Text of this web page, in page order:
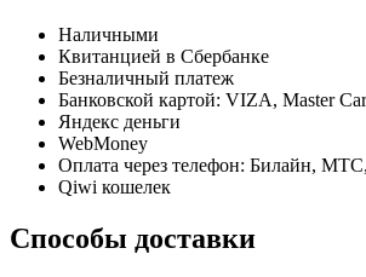
Наличными
Квитанцией в Сбербанке
Безналичный платеж
Банковской картой: VIZA, Master
Яндекс деньги
WebMoney
Оплата через телефон: Билайн,
Qiwi кошелек
Способы доставки